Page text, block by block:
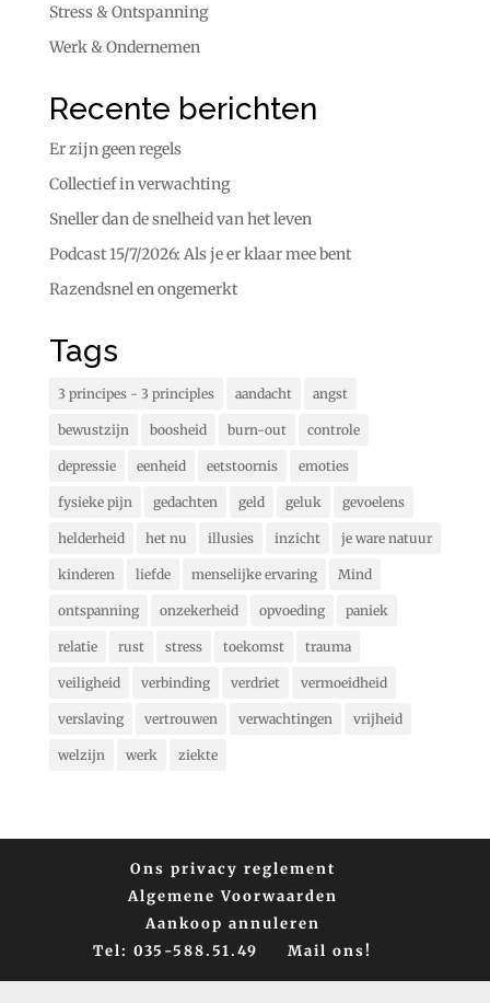
Stress & Ontspanning
Werk & Ondernemen
Recente berichten
Er zijn geen regels
Collectief in verwachting
Sneller dan de snelheid van het leven
Podcast 15/7/2026: Als je er klaar mee bent
Razendsnel en ongemerkt
Tags
3 principes - 3 principles aandacht angst
bewustzijn boosheid burn-out controle
depressie eenheid eetstoornis emoties
fysieke pijn gedachten geld geluk gevoelens
helderheid het nu illusies inzicht je ware natuur
kinderen liefde menselijke ervaring Mind
ontspanning onzekerheid opvoeding paniek
relatie rust stress toekomst trauma
veiligheid verbinding verdriet vermoeidheid
verslaving vertrouwen verwachtingen vrijheid
welzijn werk ziekte
Ons privacy reglement
Algemene Voorwaarden
Aankoop annuleren
Tel: 035-588.51.49
Mail ons!